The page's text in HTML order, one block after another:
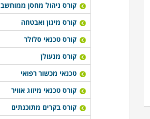
קורס ניהול מחסן ממוחשב
קורס מיגון ואבטחה
קורס טכנאי סלולר
קורס מנעולן
טכנאי מכשור רפואי
קורס טכנאי מיזוג אוויר
קורס בקרים מתוכנתים